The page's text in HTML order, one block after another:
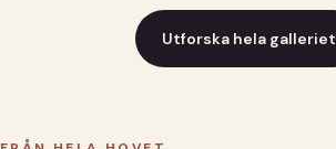
Utforska hela galleriet